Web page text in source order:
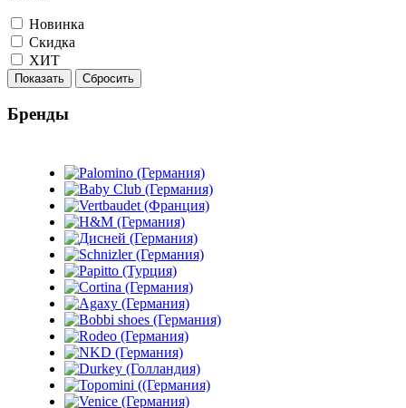
Новинка
Скидка
ХИТ
Показать Сбросить
Бренды